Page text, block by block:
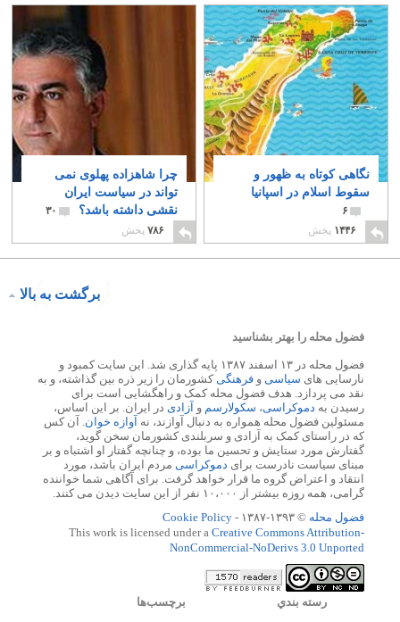
نگاهی کوتاه به ظهور و
سقوط اسلام در اسپانیا
۶
۱۴۴۶ پخش
چرا شاهزاده پهلوی نمی
تواند در سیاست ایران
نقشی داشته باشد؟
۳۰
۷۸۶ پخش
برگشت به بالا
فضول محله را بهتر بشناسید
فضول محله در ۱۳ اسفند ۱۳۸۷ پایه گذاری شد. این سایت کمبود و
نارسایی های سیاسی و فرهنگیکشورمان را زیر ذره بین گذاشته، و به
نقد می پردازد. هدف فضول محله کمک و راهگشایی است برای
رسیدن به دموکراسی، سکولارسم و آزادی در ایران. بر این اساس،
مسئولین فضول محله همواره به دنبال آوازند، نه آوازه خوان. آن کس
که در راستای کمک به آزادی و سربلندی کشورمان سخن گوید،
گفتارش مورد ستایش و تحسین ما بوده، و چنانچه گفتار او اشتباه و بر
مبنای سیاست نادرست برای دموکراسی مردم ایران باشد، مورد
انتقاد و اعتراض گروه ما قرار خواهد گرفت. برای آگاهی شما خواننده
گرامی، همه روزه بیشتر از ۱۰،۰۰۰ نفر از این سایت دیدن می کنند.
فضول محله © ۱۳۹۳-۱۳۸۷ -
Cookie Policy
This work is licensed under a Creative Commons Attribution-
NonCommercial-NoDerivs 3.0 Unported
رسته بندي برچسب‌ها